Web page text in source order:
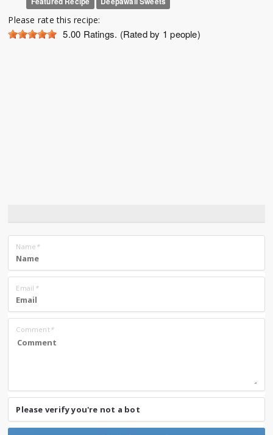
Please rate this recipe:
5.00 Ratings. (Rated by 1 people)
Name *
Email *
Comment*
Please verify you're not a bot